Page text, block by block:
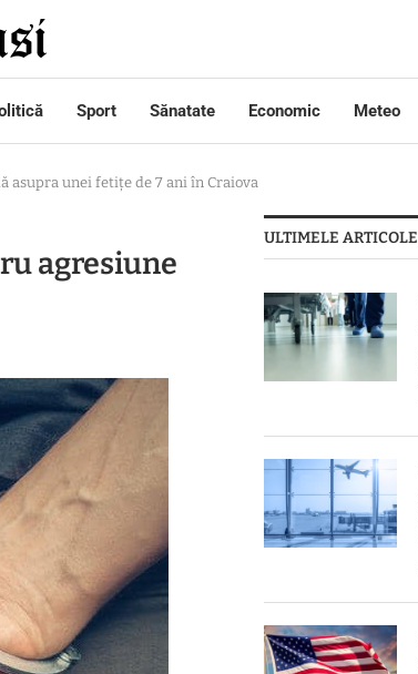
Sport Sănatate Economic Meteo
asupra unei fetițe de 7 ani în Craiova
agresiune
ULTIMELE ARTICOLE